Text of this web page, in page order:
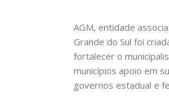
AGM, entidade
Grande do Sul foi
fortalecer o
municípios apoio em
governos estadual e